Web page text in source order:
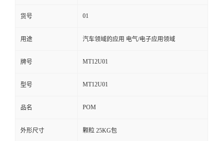
线
货号 01
用途 汽车领域的应用 电气/电子应用领域
牌号 MT12U01
型号 MT12U01
品名 POM
外形尺寸 颗粒 25KG包